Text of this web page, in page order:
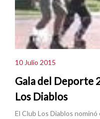
10 Julio 2015
Gala del Deporte
Los Diablos
El Club Los Diablos